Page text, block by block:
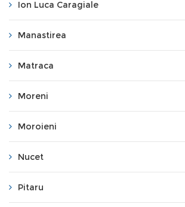
Ion Luca Caragiale
Manastirea
Matraca
Moreni
Moroieni
Nucet
Pitaru